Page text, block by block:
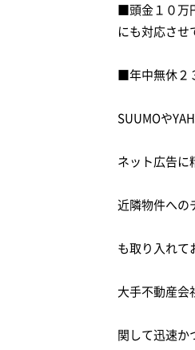
■頭金１０万
にも対応させ
■年中無休２
SUUMOや
ネット広告に
近隣物件への
も取り入れて
大手不動産会
関して迅速か